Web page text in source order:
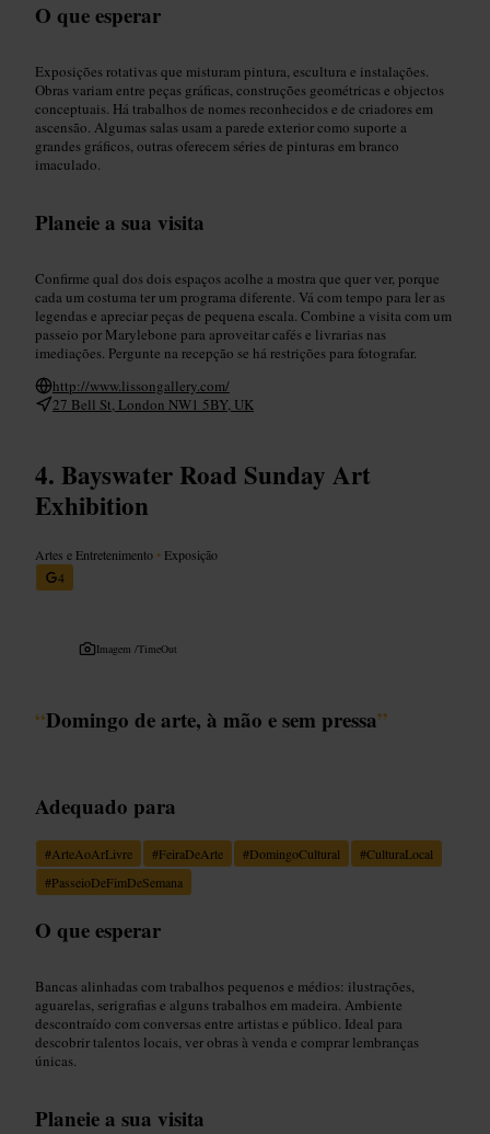
O que esperar
Exposições rotativas que misturam pintura, escultura e instalações.
Obras variam entre peças gráficas, construções geométricas e objectos
conceptuais. Há trabalhos de nomes reconhecidos e de criadores em
ascensão. Algumas salas usam a parede exterior como suporte a
grandes gráficos, outras oferecem séries de pinturas em branco
imaculado.
Planeie a sua visita
Confirme qual dos dois espaços acolhe a mostra que quer ver, porque
cada um costuma ter um programa diferente. Vá com tempo para ler as
legendas e apreciar peças de pequena escala. Combine a visita com um
passeio por Marylebone para aproveitar cafés e livrarias nas
imediações. Pergunte na recepção se há restrições para fotografar.
http://www.lissongallery.com/
27 Bell St, London NW1 5BY, UK
Bayswater Road Sunday Art
Exhibition
Artes e Entretenimento • Exposição
4
Imagem /TimeOut
“Domingo de arte, à mão e sem pressa”
Adequado para
#ArteAoArLivre #FeiraDeArte #DomingoCultural #CulturaLocal
#PasseioDeFimDeSemana
O que esperar
Bancas alinhadas com trabalhos pequenos e médios: ilustrações,
aguarelas, serigrafias e alguns trabalhos em madeira. Ambiente
descontraído com conversas entre artistas e público. Ideal para
descobrir talentos locais, ver obras à venda e comprar lembranças
únicas.
Planeie a sua visita